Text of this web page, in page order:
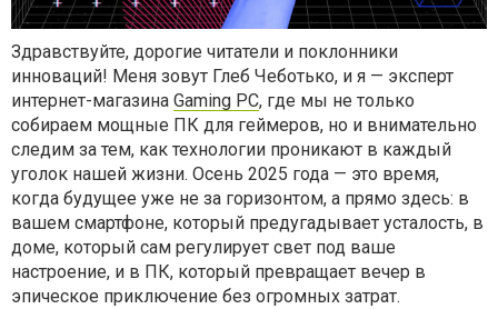
Здравствуйте, дорогие читатели и поклонники
инноваций! Меня зовут Глеб Чеботько, и я — эксперт
интернет-магазина Gaming PC, где мы не только
собираем мощные ПК для геймеров, но и внимательно
следим за тем, как технологии проникают в каждый
уголок нашей жизни. Осень 2025 года — это время,
когда будущее уже не за горизонтом, а прямо здесь: в
вашем смартфоне, который предугадывает усталость, в
доме, который сам регулирует свет под ваше
настроение, и в ПК, который превращает вечер в
эпическое приключение без огромных затрат.